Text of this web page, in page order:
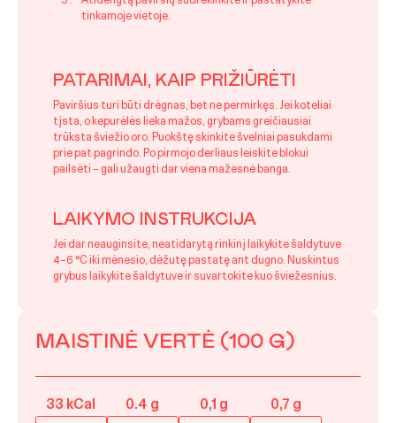
tinkamoje vietoje.
PATARIMAI, KAIP PRIŽIŪRĖTI
Paviršius turi būti drėgnas, bet ne permirkęs. Jei koteliai
tįsta, o kepurėlės lieka mažos, grybams greičiausiai
trūksta šviežio oro. Puokštę skinkite švelniai pasukdami
prie pat pagrindo. Po pirmojo derliaus leiskite blokui
pailsėti – gali užaugti dar viena mažesnė banga.
LAIKYMO INSTRUKCIJA
Jei dar neauginsite, neatidarytą rinkinį laikykite šaldytuve
4–6 °C iki mėnesio, dėžutę pastatę ant dugno. Nuskintus
grybus laikykite šaldytuve ir suvartokite kuo šviežesnius.
MAISTINĖ VERTĖ (100 G)
33 kCal 0.4 g 0,1 g 0,7 g